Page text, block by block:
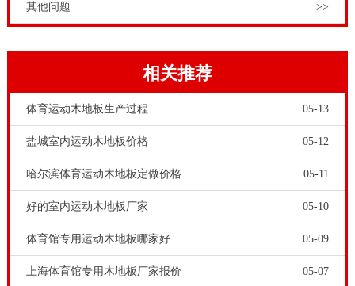
的喷洒在运动木地板表面，然后把体育木地板表面彻底
运动木地板市面上有很多，但是专业正规的运动木地板
厂家却不多。体育场馆工程商和甲方，在选购时要留心
杂牌军、游击队等不法运动木地板商家。建议体育场馆
其他问题 >>
相关推荐
体育运动木地板生产过程 05-13
盐城室内运动木地板价格 05-12
哈尔滨体育运动木地板定做价格 05-11
好的室内运动木地板厂家 05-10
体育馆专用运动木地板哪家好 05-09
上海体育馆专用木地板厂家报价 05-07